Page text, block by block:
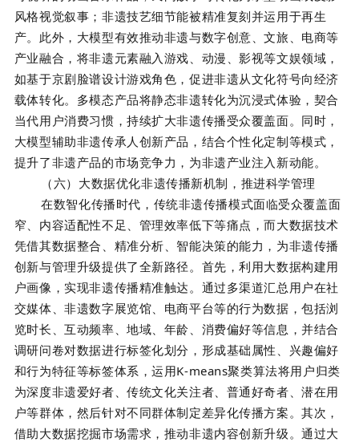
风格视觉叙事；非遗技艺细节能被精准复刻并运用于再生
产。此外，大模型有效推动非遗与数字创意、文旅、电商等
产业融合，将非遗元素融入游戏、动漫、影视等文娱领域，
如基于京剧脸谱设计游戏角色，促进非遗从文化符号向经济
载体转化。多模态产品将静态非遗转化为沉浸式体验，契合
当代用户消费习惯，持续扩大非遗传播受众覆盖面。同时，
大模型辅助非遗传承人创新产品，结合个性化定制等模式，
提升了非遗产品的市场竞争力，为非遗产业注入新动能。
（六）大数据优化非遗传播新机制，推进科学管理
在数智化传播时代，传统非遗传播模式面临受众覆盖面
窄、内容适配性不足、管理效率低下等痛点，而大数据技术
凭借其数据整合、精准分析、智能决策的能力，为非遗传播
创新与管理升级提供了全新路径。首先，利用大数据构建用
户画像，实现非遗传播精准触达。通过多渠道汇总用户在社
交媒体、非遗数字展览馆、电商平台等的行为数据，包括浏
览时长、互动频率、地域、年龄、消费偏好等信息，并结合
调研问卷对数据进行标签化划分，形成基础属性、兴趣偏好
和行为特征等标签体系，运用K-means聚类算法将用户归类
为深度非遗爱好者、传统文化关注者、普通好奇者、潜在用
户等群体，然后针对不同群体制定差异化传播方案。其次，
借助大数据挖掘市场需求，推动非遗内容创新升级。通过大